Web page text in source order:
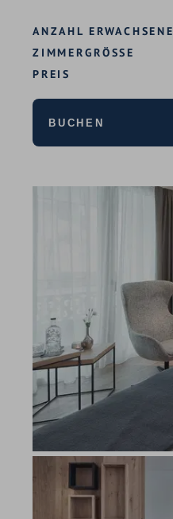
ANZAHL ERWACHSENE
ZIMMERGRÖSSE
PREIS
BUCHEN